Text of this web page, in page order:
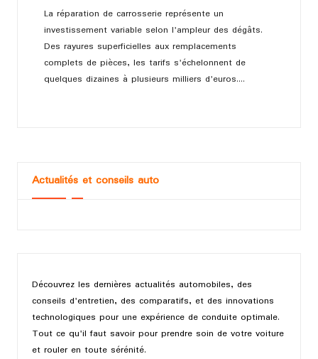
La réparation de carrosserie représente un
investissement variable selon l'ampleur des dégâts.
Des rayures superficielles aux remplacements
complets de pièces, les tarifs s'échelonnent de
quelques dizaines à plusieurs milliers d'euros.…
Actualités et conseils auto
Découvrez les dernières actualités automobiles, des
conseils d'entretien, des comparatifs, et des innovations
technologiques pour une expérience de conduite optimale.
Tout ce qu'il faut savoir pour prendre soin de votre voiture
et rouler en toute sérénité.